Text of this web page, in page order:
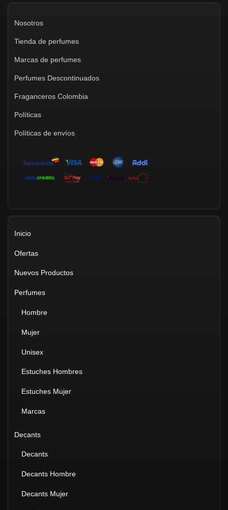
Nosotros
Tienda de perfumes
Marcas de perfumes
Perfumes Descontinuados
Fraganceros Colombia
Políticas
Políticas de envíos
Inicio
Ofertas
Nuevos Productos
Perfumes
Hombre
Mujer
Unisex
Estuches Hombres
Estuches Mujer
Marcas
Decants
Decants
Decants Hombre
Decants Mujer